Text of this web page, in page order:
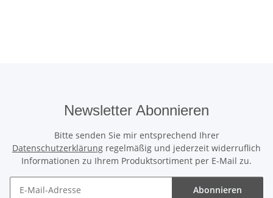
Newsletter Abonnieren
Bitte senden Sie mir entsprechend Ihrer
Datenschutzerklärung regelmäßig und jederzeit widerruflich
Informationen zu Ihrem Produktsortiment per E-Mail zu.
Abonnieren